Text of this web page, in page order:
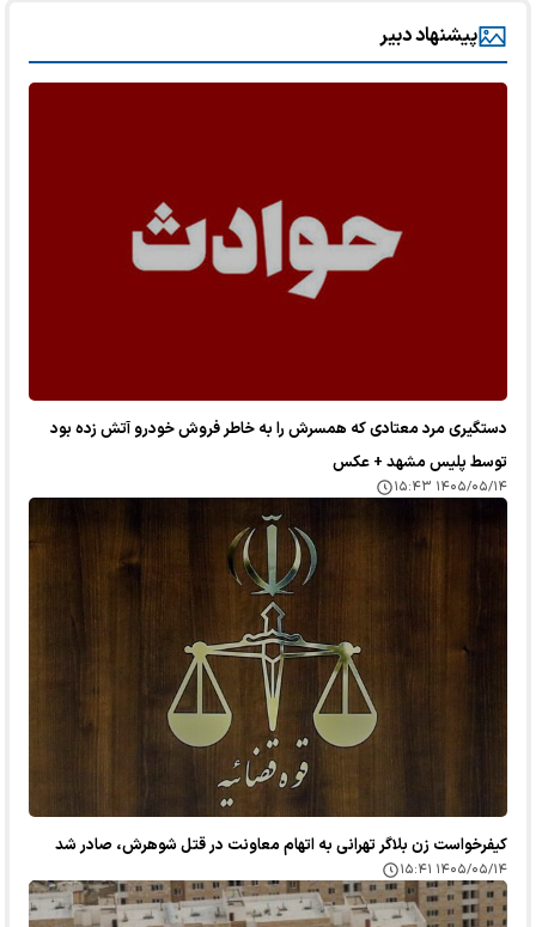
پیشنهاد دبیر
دستگیری مرد معتادی که همسرش را به خاطر فروش خودرو آتش زده بود
توسط پلیس مشهد + عکس
۱۴۰۵/۰۵/۱۴ ۱۵:۴۳
کیفرخواست زن بلاگر تهرانی به اتهام معاونت در قتل شوهرش، صادر شد
۱۴۰۵/۰۵/۱۴ ۱۵:۴۱